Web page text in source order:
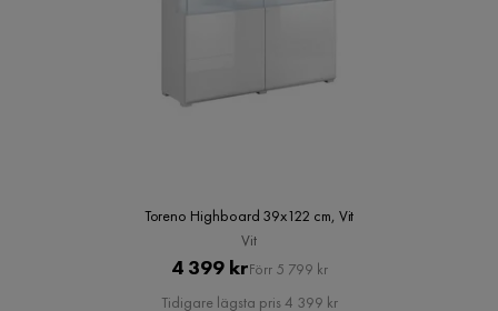
Toreno Highboard 39x122 cm, Vit
Vit
Pris
4 399 krOriginal
Pris
Förr 5 799 kr
Tidigare lägsta pris 4 399 kr